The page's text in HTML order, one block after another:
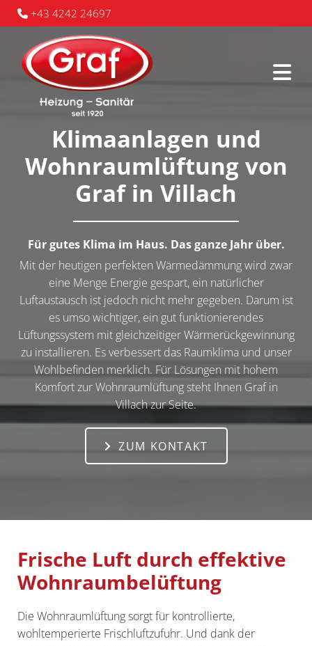
 +43 4242 24697
Klimaanlagen und
Wohnraumlüftung von
Graf in Villach
Für gutes Klima im Haus. Das ganze Jahr über.
Mit der heutigen perfekten Wärmedämmung wird zwar
eine Menge Energie gespart, ein natürlicher
Luftaustausch ist jedoch nicht mehr gegeben. Darum ist
es umso wichtiger, ein gut funktionierendes
Lüftungssystem mit gleichzeitiger Wärmerückgewinnung
zu installieren. Es verbessert das Raumklima und unser
Wohlbefinden merklich. Für Lösungen mit hohem
Komfort zur Wohnraumlüftung steht Ihnen Graf in
Villach zur Seite.
ZUM KONTAKT
Frische Luft durch effektive
Wohnraumbelüftung
Die Wohnraumlüftung sorgt für kontrollierte,
wohltemperierte Frischluftzufuhr. Und dank der